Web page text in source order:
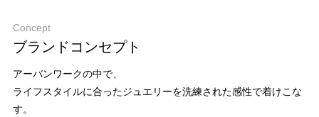
Concept
ブランドコンセプト
アーバンワークの中で、
ライフスタイルに合ったジュエリーを洗練された感性で着けこな
す。